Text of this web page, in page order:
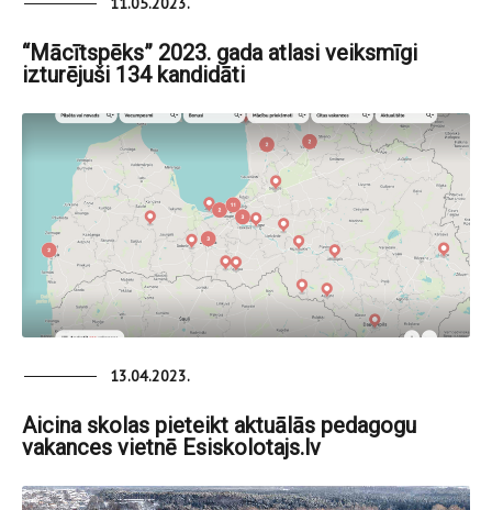
“Mācītspēks” 2023. gada atlasi veiksmīgi
izturējuši 134 kandidāti
13.04.2023.
Aicina skolas pieteikt aktuālās pedagogu
vakances vietnē Esiskolotajs.lv